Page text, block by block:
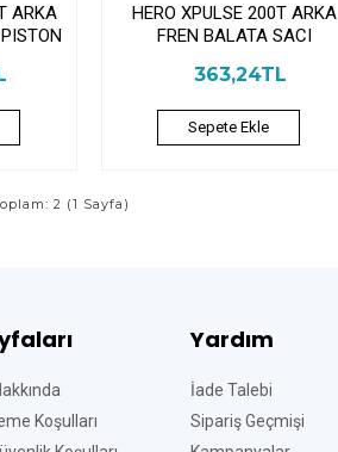
ARKA
HERO XPULSE 200T ARKA
FREN BALATA SACI
363,24TL
Sepete Ekle
2 (1 Sayfa)
Koşulları
Yardım
İade Talebi
Sipariş Geçmişi